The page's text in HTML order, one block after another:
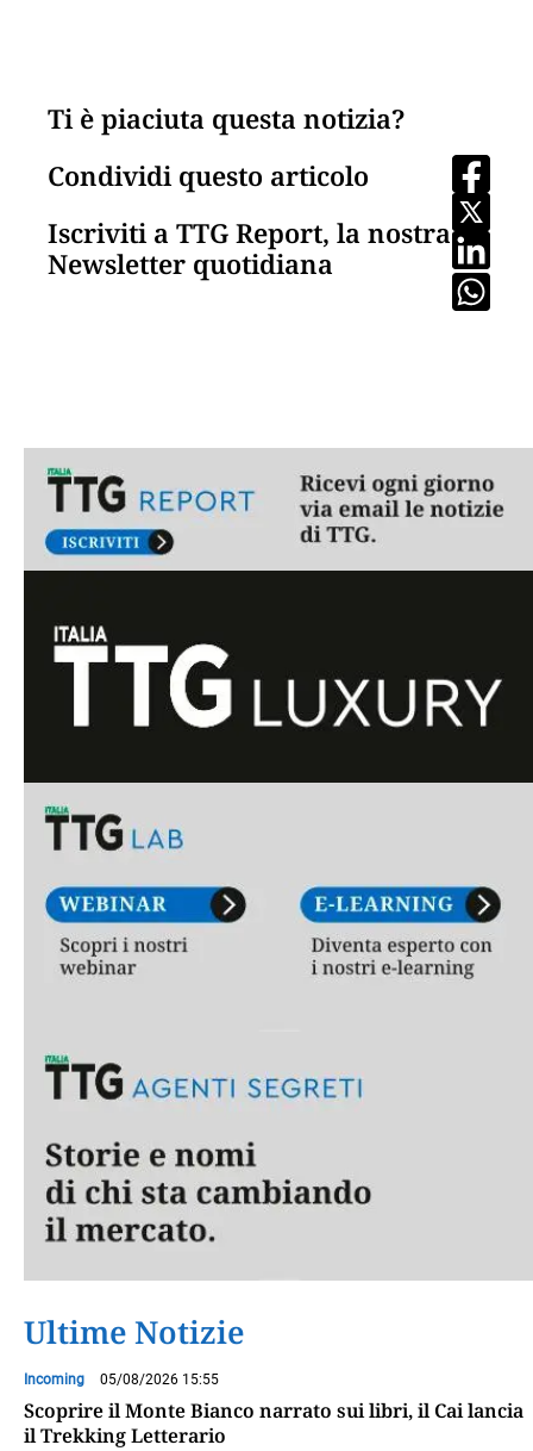
Ti è piaciuta questa notizia?
Condividi questo articolo
Iscriviti a TTG Report, la nostra
Newsletter quotidiana
Ultime Notizie
Incoming 05/08/2026 15:55
Scoprire il Monte Bianco narrato sui libri, il Cai lancia
il Trekking Letterario